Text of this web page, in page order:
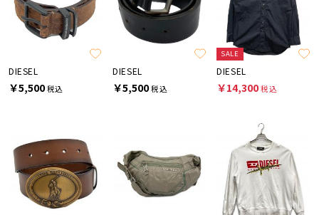
DIESEL
￥5,500税込
DIESEL
￥5,500税込
SALE
DIESEL
￥14,300税込